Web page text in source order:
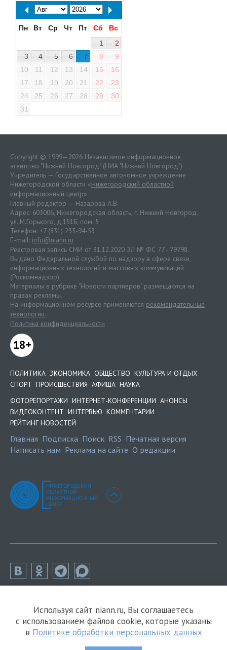
Пн Вт Ср Чт Пт Сб
Вс
1
2
3
4 5 6 7 8
9
10
11 12 13 14 15
16
17
18 19 20 21 22
23
24
25 26 27 28 29
30
31
Copyright © 1999—2026 Независимое информационное
агентство "Нижний Новгород" (НИА "Нижний Новгород")
Учредитель — Государственное автономное учреждение
Нижегородской области «Нижегородский областной
информационный центр»
Главный редактор — Назарова А.В.
Адрес: 603006, Нижегородская область, г. Нижний Новгород.
ул. М.Горького, д.151Б, пом. 5
Телефон: +7 (831) 233-94-53
E-mail: info@niann.ru
Реестровая запись СМИ от 31.12.2020 ЭЛ № ФС 77 - 79798.
Выдано Федеральной службой по надзору в сфере связи,
информационных технологий и массовых коммуникаций
(Роскомнадзор).
Материалы в рубрике "Новости партнеров" размещаются на
правах рекламы.
На информационном ресурсе применяются рекомендательные
технологии.
Политика конфиденциальности
18+
ПОЛИТИКА ЭКОНОМИКА ОБЩЕСТВО КУЛЬТУРА И ОТДЫХ
СПОРТ ПРОИСШЕСТВИЯ АФИША НАУКА
ФОТОРЕПОРТАЖИ ИНТЕРНЕТ-КОНФЕРЕНЦИИ АНОНСЫ
ВИДЕОКОНТЕНТ ИНТЕРВЬЮ КОММЕНТАРИИ
РЕЙТИНГ НОВОСТЕЙ
Главная Подписка Поиск RSS Печатная версия
Написать нам Реклама на сайте О редакции
Используя сайт niann.ru, Вы соглашаетесь
с использованием файлов cookie, которые указаны
в Политике обработки персональных данных